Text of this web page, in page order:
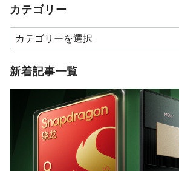
カテゴリー
カ
テ
ゴ
新着記事一覧